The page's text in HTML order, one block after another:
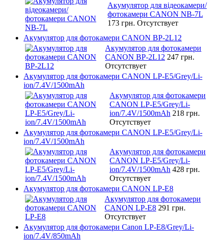
Акумулятор для відеокамери/
фотокамери CANON NB-7L
173 грн. Отсутствует
Акумулятор для фотокамери CANON BP-2L12
Акумулятор для фотокамери
CANON BP-2L12 247 грн.
Отсутствует
Акумулятор для фотокамери CANON LP-E5/Grey/Li-
ion/7.4V/1500mAh
Акумулятор для фотокамери
CANON LP-E5/Grey/Li-
ion/7.4V/1500mAh 218 грн.
Отсутствует
Акумулятор для фотокамери CANON LP-E5/Grey/Li-
ion/7.4V/1500mAh
Акумулятор для фотокамери
CANON LP-E5/Grey/Li-
ion/7.4V/1500mAh 428 грн.
Отсутствует
Акумулятор для фотокамери CANON LP-E8
Акумулятор для фотокамери
CANON LP-E8 291 грн.
Отсутствует
Акумулятор для фотокамери Canon LP-E8/Grey/Li-
ion/7.4V/850mAh